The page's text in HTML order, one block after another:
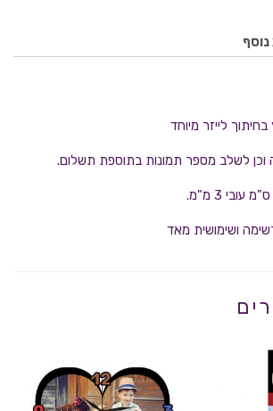
לייזר מיוחד
וכן לשלב מספר תמונות בתוספת תשלום.
ושימושית מאד